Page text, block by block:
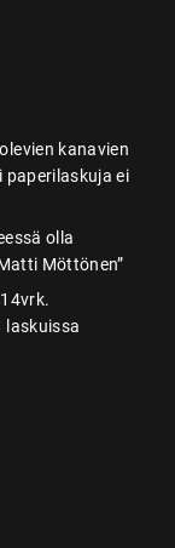
kanavien
ei
olla
Möttönen”
laskuissa